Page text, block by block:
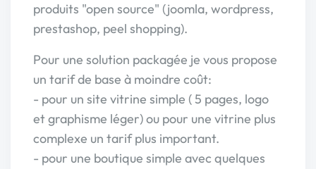
produits "open source" (joomla, wordpress,
prestashop, peel shopping).
Pour une solution packagée je vous propose
un tarif de base à moindre coût:
- pour un site vitrine simple ( 5 pages, logo
et graphisme léger) ou pour une vitrine plus
complexe un tarif plus important.
- pour une boutique simple avec quelques